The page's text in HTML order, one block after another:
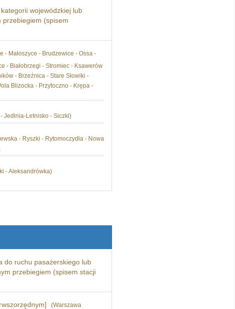
wojewódzkiej lub
(spisem
- Małoszyce - Brudzewice - Ossa -
- Białobrzegi - Stromiec - Ksawerów
- Brzeźnica - Stare Słowiki -
Blizocka - Przytoczno - Krępa -
Jedlnia-Letnisko - Siczki)
- Ryszki - Rytomoczydła - Nowa
- Aleksandrówka)
do ruchu pasażerskiego lub
przebiegiem (spisem stacji
(Warszawa